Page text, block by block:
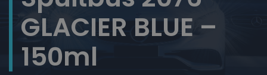
GLACIER BLUE –
150ml